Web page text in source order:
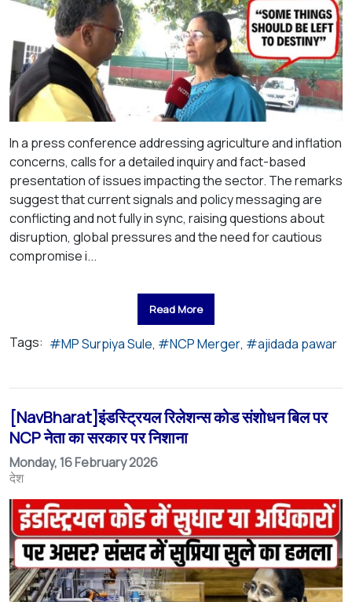
In a press conference addressing agriculture and inflation
concerns, calls for a detailed inquiry and fact-based
presentation of issues impacting the sector. The remarks
suggest that current signals and policy messaging are
conflicting and not fully in sync, raising questions about
disruption, global pressures and the need for cautious
compromise i...
Read More
Tags: MP Surpiya Sule NCP Merger ajidada pawar
[NavBharat]इंडस्ट्रियल रिलेशन्स कोड संशोधन बिल पर
NCP नेता का सरकार पर निशाना
Monday, 16 February 2026
देश